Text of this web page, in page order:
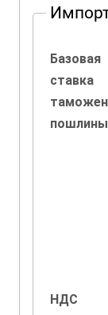
Базовая
ставка
пошлины
НДС